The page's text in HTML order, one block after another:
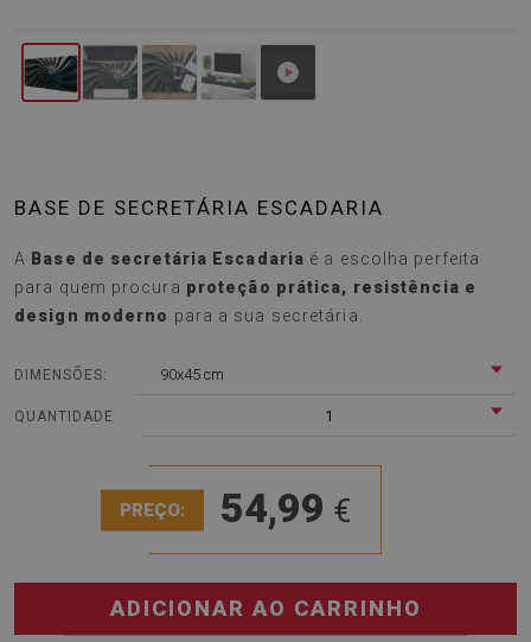
BASE DE SECRETÁRIA ESCADARIA
A Base de secretária Escadaria é a escolha perfeita
para quem procura proteção prática, resistência e
design moderno para a sua secretária.
DIMENSÕES: 90x45 cm
QUANTIDADE 1
PREÇO: 54,99 €
ADICIONAR AO CARRINHO